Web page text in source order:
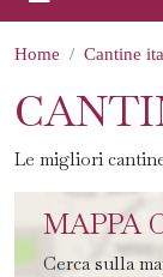
Home Cantine
Le migliori
MAPPA
Cerca sulla